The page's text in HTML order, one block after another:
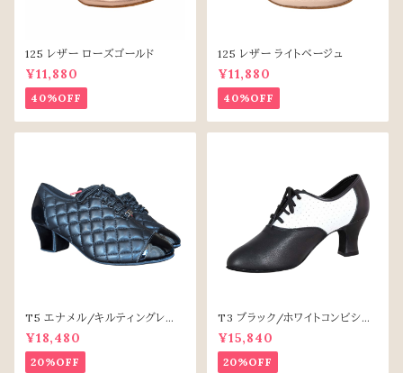
125 レザー ローズゴールド
¥11,880
40%OFF
125 レザー ライトベージュ
¥11,880
40%OFF
T5 エナメル/キルティングレザ
ー
¥18,480
20%OFF
T3 ブラック/ホワイトコンビシュ
ーズ（6.5cm安定ヒール）
¥15,840
20%OFF